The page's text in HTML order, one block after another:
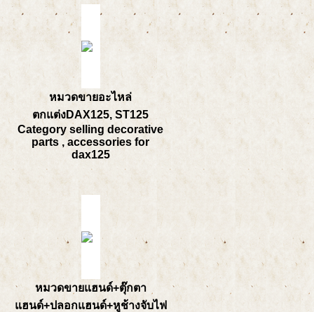
หมวดขายอะไหล่
ตกแต่งDAX125, ST125
Category selling decorative
parts , accessories for
dax125
หมวดขายแฮนด์+ตุ๊กตา
แฮนด์+ปลอกแฮนด์+หูช้างจับไฟ